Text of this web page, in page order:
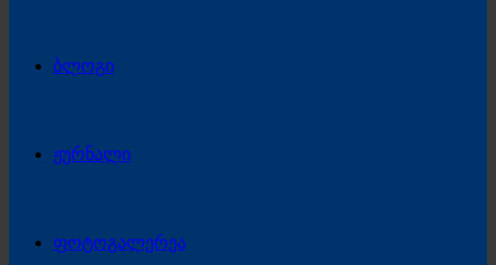
ბლოგი
ჟურნალი
ფოტოგალერეა